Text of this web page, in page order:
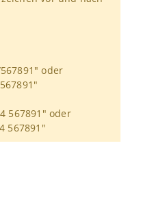
oder
"
567891" oder
567891"